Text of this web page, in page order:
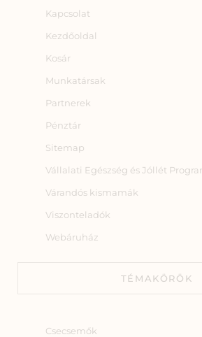
Kapcsolat
Kezdőoldal
Kosár
Munkatársak
Partnerek
Pénztár
Sitemap
Vállalati Egészség és Jóllét
Várandós kismamák
Viszonteladók
Webáruház
TÉMAKÖRÖK
Csecsemők